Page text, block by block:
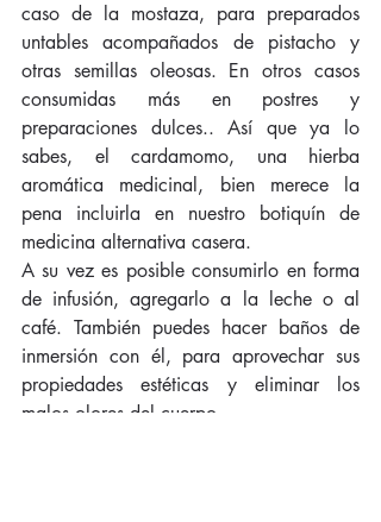
caso de la mostaza, para preparados
untables acompañados de pistacho y
otras semillas oleosas. En otros casos
consumidas más en postres y
preparaciones dulces.. Así que ya lo
sabes, el cardamomo, una hierba
aromática medicinal, bien merece la
pena incluirla en nuestro botiquín de
medicina alternativa casera.
A su vez es posible consumirlo en forma
de infusión, agregarlo a la leche o al
café. También puedes hacer baños de
inmersión con él, para aprovechar sus
propiedades estéticas y eliminar los
malos olores del cuerpo.